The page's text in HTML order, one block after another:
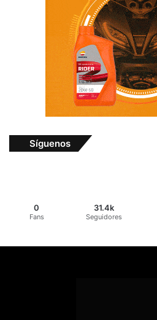
Síguenos
0
Fans
31.4k
Seguidores